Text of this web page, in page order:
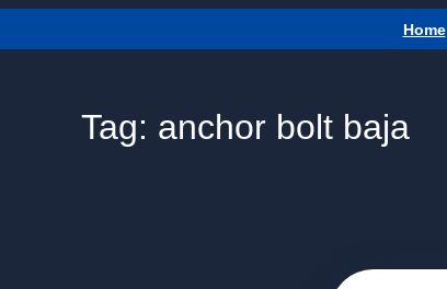
Home
Tag: anchor bolt baja